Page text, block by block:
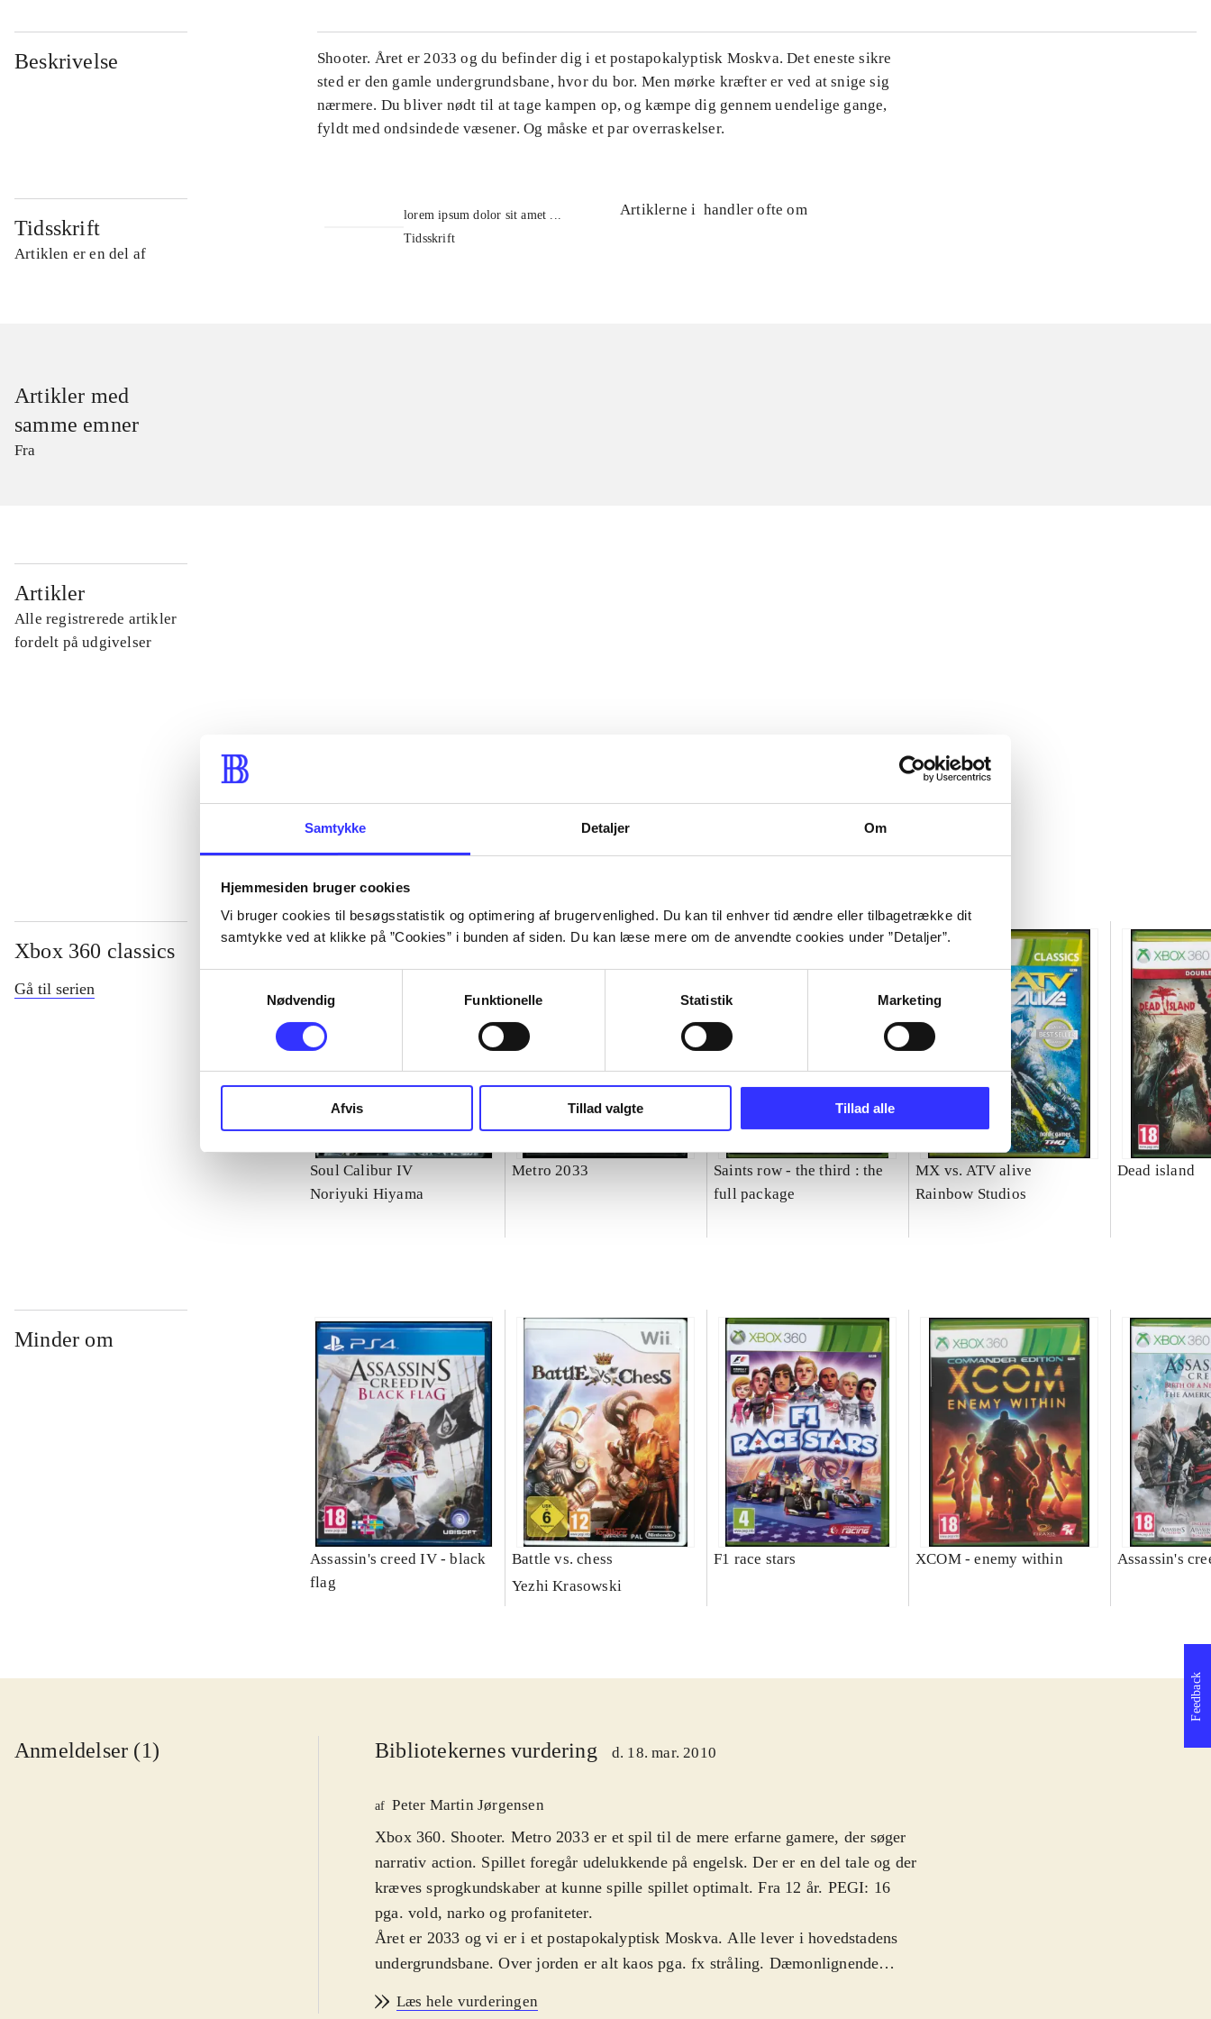
Samtykke Detaljer Om
Hjemmesiden bruger cookies
Vi bruger cookies til besøgsstatistik og optimering af brugervenlighed. Du kan til enhver tid ændre eller tilbagetrække dit
samtykke ved at klikke på ”Cookies” i bunden af siden. Du kan læse mere om de anvendte cookies under ”Detaljer”.
Nødvendig
Funktionelle Statistik Marketing
Afvis Tillad valgte Tillad alle
Beskrivelse
Shooter. Året er 2033 og du befinder dig i et postapokalyptisk Moskva. Det eneste sikre
sted er den gamle undergrundsbane, hvor du bor. Men mørke kræfter er ved at snige sig
nærmere. Du bliver nødt til at tage kampen op, og kæmpe dig gennem uendelige gange,
fyldt med ondsindede væsener. Og måske et par overraskelser.
Tidsskrift
Artiklen er en del af
lorem ipsum dolor sit amet ...
Tidsskrift
Artiklerne i handler ofte om
Artikler med
samme emner
Fra
Artikler
Alle registrerede artikler
fordelt på udgivelser
Xbox 360 classics
Gå til serien
Soul Calibur IV
Noriyuki Hiyama
Metro 2033
Saints row - the third : the
full package
MX vs. ATV alive
Rainbow Studios
Dead island
Minder om
Assassin's creed IV - black
flag
Battle vs. chess
Yezhi Krasowski
F1 race stars XCOM - enemy within Assassin's
Anmeldelser (1) Bibliotekernes vurdering d. 18. mar. 2010
af Peter Martin Jørgensen
Xbox 360. Shooter. Metro 2033 er et spil til de mere erfarne gamere, der søger
narrativ action. Spillet foregår udelukkende på engelsk. Der er en del tale og der
kræves sprogkundskaber at kunne spille spillet optimalt. Fra 12 år. PEGI: 16
pga. vold, narko og profaniteter.
Året er 2033 og vi er i et postapokalyptisk Moskva. Alle lever i hovedstadens
undergrundsbane. Over jorden er alt kaos pga. fx stråling. Dæmonlignende
ung fyr der har missionen, at aflevere en besked til en naboundergrundsstation.
Læs hele vurderingen
Feedback